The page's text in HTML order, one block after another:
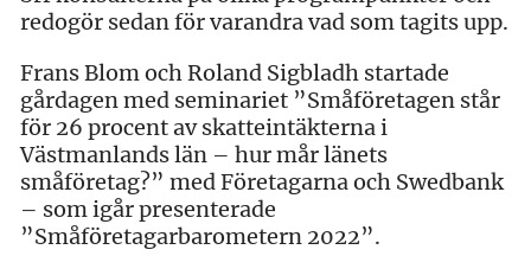
redogör sedan för varandra vad som tagits upp.
Frans Blom och Roland Sigbladh startade
gårdagen med seminariet ”Småföretagen står
för 26 procent av skatteintäkterna i
Västmanlands län – hur mår länets
småföretag?” med Företagarna och Swedbank
– som igår presenterade
”Småföretagarbarometern 2022”.